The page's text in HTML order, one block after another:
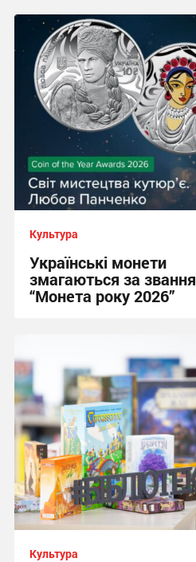
Культура
Українські монети
змагаються за звання
“Монета року 2026”
Культура